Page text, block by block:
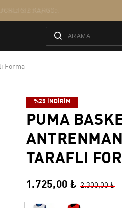
Forma
%25 İNDİRİM
PUMA
TARAFLI
1.725,00 ₺ 2.300,00 ₺